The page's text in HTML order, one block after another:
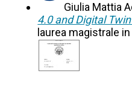
Giulia Mattia
4.0 and Digital
laurea magistrale